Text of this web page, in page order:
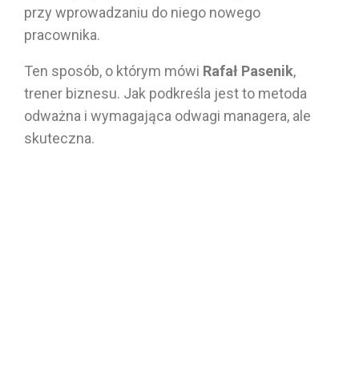
przy wprowadzaniu do niego nowego
pracownika.
Ten sposób, o którym mówi Rafał Pasenik,
trener biznesu. Jak podkreśla jest to metoda
odważna i wymagająca odwagi managera, ale
skuteczna.